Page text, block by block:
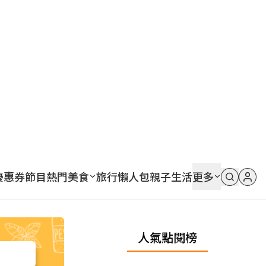
惠券節目熱門美食 旅行懶人包親子生活更多
人氣點閱榜